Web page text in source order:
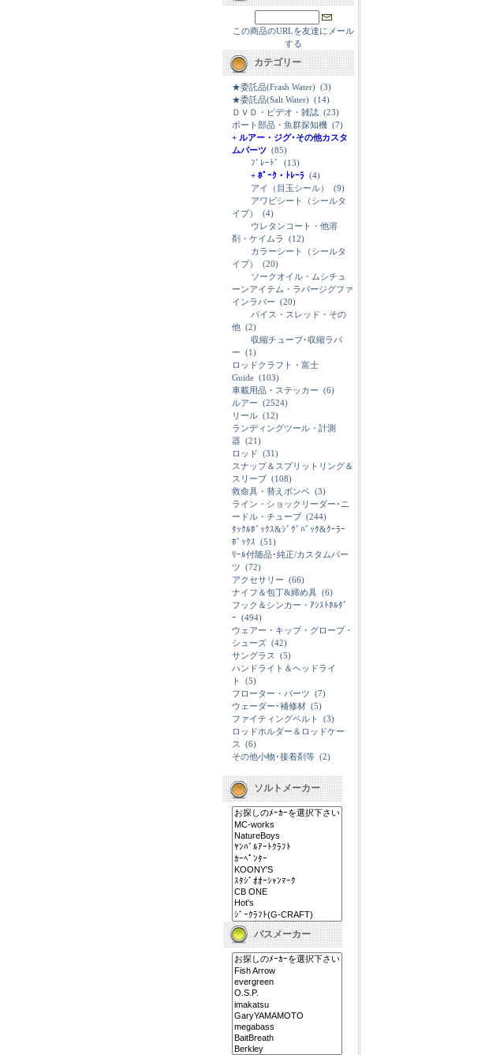
この商品のURLを友達にメール
する
カテゴリー
★委託品(Frash Water) (3)
★委託品(Salt Water) (14)
ＤＶＤ・ビデオ・雑誌 (23)
ボート部品・魚群探知機 (7)
+ ルアー・ジグ･その他カスタ
ムパーツ (85)
ﾌﾞﾚｰﾄﾞ
(13)
+ ﾎﾟｰｸ・ﾄﾚｰﾗ (4)
アイ（目玉シール）
(9)
アワビシート（シールタ
イプ）
(4)
ウレタンコート・他溶
剤・ケイムラ
(12)
カラーシート（シールタ
イプ）
(20)
ソークオイル・ムシチュ
ーンアイテム・ラバージグファ
インラバー (20)
バイス・スレッド・その
他 (2)
収縮チューブ･収縮ラバ
ー (1)
ロッドクラフト・富士
Guide (103)
車載用品・ステッカー (6)
ルアー (2524)
リール (12)
ランディングツール・計測
器 (21)
ロッド (31)
スナップ＆スプリットリング＆
スリーブ (108)
救命具・替えボンベ (3)
ライン・ショックリーダー･ニ
ードル・チューブ (244)
ﾀｯｸﾙﾎﾞｯｸｽ&ｼﾞｸﾞﾊﾞｯｸ&ｸｰﾗｰ
ﾎﾞｯｸｽ (51)
ﾘｰﾙ付随品･純正/カスタムパー
ツ (72)
アクセサリー (66)
ナイフ＆包丁&締め具 (6)
フック＆シンカー・ｱｼｽﾄﾎﾙﾀﾞ
ｰ (494)
ウェアー・キップ・グローブ・
シューズ (42)
サングラス
(5)
ハンドライト＆ヘッドライ
ト
(5)
フローター・パーツ (7)
ウェーダー･補修材 (5)
ファイティングベルト
(3)
ロッドホルダー＆ロッドケー
ス
(6)
その他小物･接着剤等 (2)
ソルトメーカー
バスメーカー